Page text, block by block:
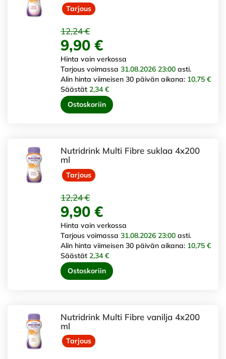
Tarjous
12,24 €
9,90 €
Hinta vain verkossa
Tarjous voimassa 31.08.2026 23:00 asti.
Alin hinta viimeisen 30 päivän aikana: 10,75 €
Säästät 2,34 €
Ostoskoriin
Nutridrink Multi Fibre suklaa 4x200
ml
Tarjous
12,24 €
9,90 €
Hinta vain verkossa
Tarjous voimassa 31.08.2026 23:00 asti.
Alin hinta viimeisen 30 päivän aikana: 10,75 €
Säästät 2,34 €
Ostoskoriin
Nutridrink Multi Fibre vanilja 4x200
ml
Tarjous